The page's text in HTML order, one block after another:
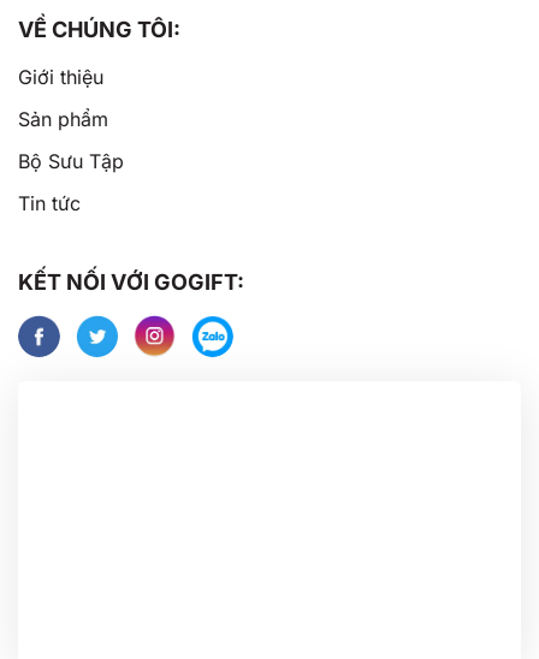
VỀ CHÚNG TÔI:
Giới thiệu
Sản phẩm
Bộ Sưu Tập
Tin tức
KẾT NỐI VỚI GOGIFT: